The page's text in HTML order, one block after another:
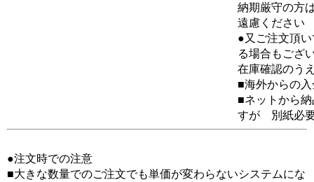
納期厳守の方
遠慮ください
●又ご注文頂
る場合もござ
在庫確認のう
■海外からの
■ネットから
すが 別紙必
●注文時での注意
■大きな数量でのご注文でも単価が変わらないシステムにな